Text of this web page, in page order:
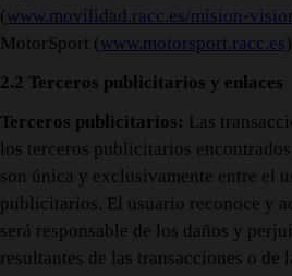
(www.movilidad.racc.es/mision-
MotorSport (www.motorsport.racc.es
2.2 Terceros publicitarios y enlaces
Terceros publicitarios: Las
los terceros publicitarios encontrados
son única y exclusivamente entre el
publicitarios. El usuario reconoce y
será responsable de los daños y
resultantes de las transacciones o de